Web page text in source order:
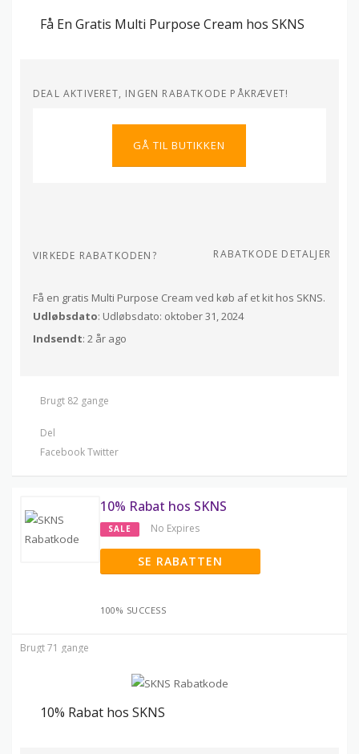
Få En Gratis Multi Purpose Cream hos SKNS
DEAL AKTIVERET, INGEN RABATKODE PÅKRÆVET!
GÅ TIL BUTIKKEN
VIRKEDE RABATKODEN? RABATKODE DETALJER
Få en gratis Multi Purpose Cream ved køb af et kit hos SKNS.
Udløbsdato: Udløbsdato: oktober 31, 2024
Indsendt: 2 år ago
Brugt 82 gange
Del
FacebookTwitter
10% Rabat hos SKNS
SALE No Expires
SE RABATTEN
100% SUCCESS
Brugt 71 gange
10% Rabat hos SKNS